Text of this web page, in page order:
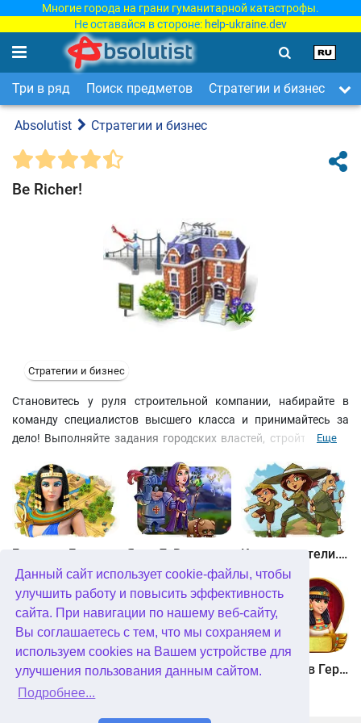
Данный сайт использует cookie-файлы, чтобы
улучшить работу и повысить эффективность
сайта. При навигации по нашему веб-сайту,
Вы соглашаетесь с тем, что мы сохраняем и
используем cookies на Вашем устройстве для
улучшения пользования данным сайтом.
Подробнее...
Многие города на грани гуманитарной катастрофы.
Не оставайся в стороне: help-ukraine.dev
Три в ряд Поиск предметов Стратегии и бизнес
Absolutist Стратегии и бизнес
Be Richer!
Стратегии и бизнес
Становитесь у руля строительной компании, набирайте в
команду специалистов высшего класса и принимайтесь за
дело! Выполняйте задания городских властей, стройте новые
и торговые центры. Покупайте и продавайте недвижимость,
вкладывайте свободный капитал в ценные бумаги, укрепляйте
свою финансовую империю. Откройте режим "Песочница",
чтобы построить собственный город!
Еще
Кладоискатели. Камень души
Кладоискатели. Снежная королева. Коллекционное издание Алисия Квотермейн 3. Тайна пылающего золота. Коллекционное издание 12 подвигов Геракла. Как я встретил Мегару. Коллекционное издание